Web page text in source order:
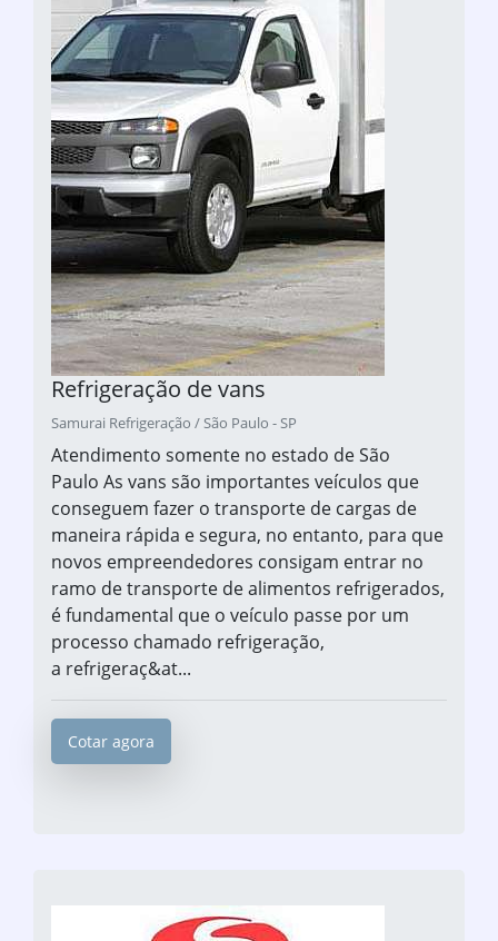
Refrigeração de vans
Samurai Refrigeração / São Paulo - SP
Atendimento somente no estado de São
Paulo As vans são importantes veículos que
conseguem fazer o transporte de cargas de
maneira rápida e segura, no entanto, para que
novos empreendedores consigam entrar no
ramo de transporte de alimentos refrigerados,
é fundamental que o veículo passe por um
processo chamado refrigeração,
a refrigeraç&at...
Cotar agora